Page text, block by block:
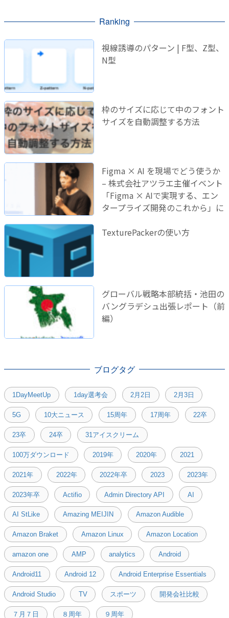
Ranking
視線誘導のパターン | F型、Z型、
N型
枠のサイズに応じて中のフォント
サイズを自動調整する方法
Figma × AI を現場でどう使うか
– 株式会社アツラエ主催イベント
「Figma × AIで実現する、エン
タープライズ開発のこれから」に
TexturePackerの使い方
グローバル戦略本部統括・池田の
バングラデシュ出張レポート（前
編）
ブログタグ
1DayMeetUp 1day選考会 2月2日 2月3日
5G 10大ニュース 15周年 17周年 22卒
23卒 24卒 31アイスクリーム
100万ダウンロード 2019年 2020年 2021
2021年 2022年 2022年卒 2023 2023年
2023年卒 Actifio Admin Directory API AI
AI StLike Amazing MEIJIN Amazon Audible
Amazon Braket Amazon Linux Amazon Location
amazon one AMP analytics Android
Android11 Android 12 Android Enterprise Essentials
Android Studio TV スポーツ 開発会社比較
７月７日 ８周年 ９周年